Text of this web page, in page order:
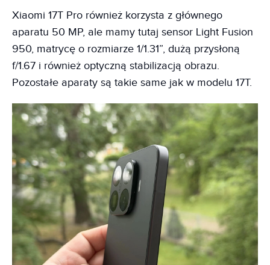
Xiaomi 17T Pro również korzysta z głównego
aparatu 50 MP, ale mamy tutaj sensor Light Fusion
950, matrycę o rozmiarze 1/1.31”, dużą przysłoną
f/1.67 i również optyczną stabilizacją obrazu.
Pozostałe aparaty są takie same jak w modelu 17T.